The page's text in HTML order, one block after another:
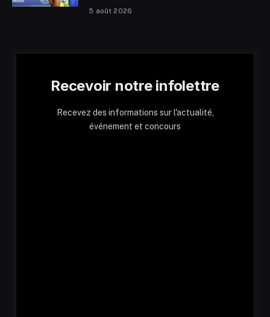
5 août 2026
Recevoir notre infolettre
Recevez des informations sur l'actualité,
événement et concours